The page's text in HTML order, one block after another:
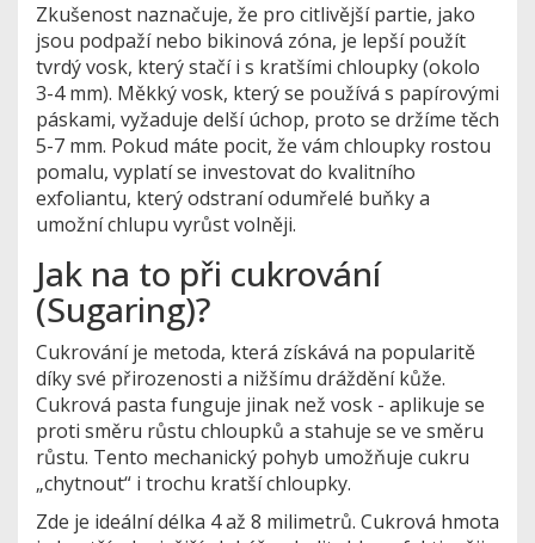
Zkušenost naznačuje, že pro citlivější partie, jako
jsou podpaží nebo bikinová zóna, je lepší použít
tvrdý vosk, který stačí i s kratšími chloupky (okolo
3-4 mm). Měkký vosk, který se používá s papírovými
páskami, vyžaduje delší úchop, proto se držíme těch
5-7 mm. Pokud máte pocit, že vám chloupky rostou
pomalu, vyplatí se investovat do kvalitního
exfoliantu, který odstraní odumřelé buňky a
umožní chlupu vyrůst volněji.
Jak na to při cukrování
(Sugaring)?
Cukrování je metoda, která získává na popularitě
díky své přirozenosti a nižšímu dráždění kůže.
Cukrová pasta funguje jinak než vosk - aplikuje se
proti směru růstu chloupků a stahuje se ve směru
růstu. Tento mechanický pohyb umožňuje cukru
„chytnout“ i trochu kratší chloupky.
Zde je ideální délka 4 až 8 milimetrů. Cukrová hmota